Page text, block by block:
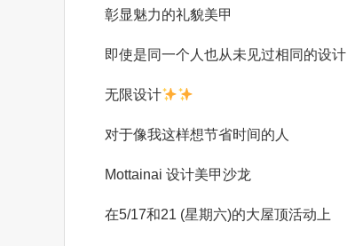
彰显魅力的礼貌美甲
即使是同一个人也从未见过相同的设计
无限设计
对于像我这样想节省时间的人
Mottainai 设计美甲沙龙
在5/17和21 (星期六)的大屋顶活动上